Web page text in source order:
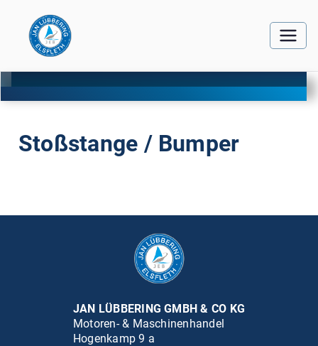
Stoßstange / Bumper
JAN LÜBBERING GMBH & CO KG
Motoren- & Maschinenhandel
Hogenkamp 9 a